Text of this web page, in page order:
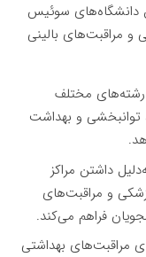
دانشگاه‌های سوئیس
و مراقبت‌های بالینی
رشته‌های مختلف
توانبخشی و بهداشت
داشتن مراکز
و مراقبت‌های
فراهم می‌کند.
مراقبت‌های بهداشتی